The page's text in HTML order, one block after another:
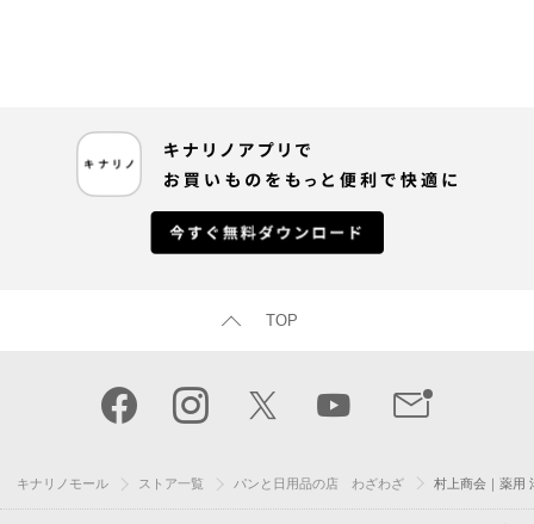
TOP
キナリノモール ストア一覧 パンと日用品の店 わざわざ 村上商会｜薬用